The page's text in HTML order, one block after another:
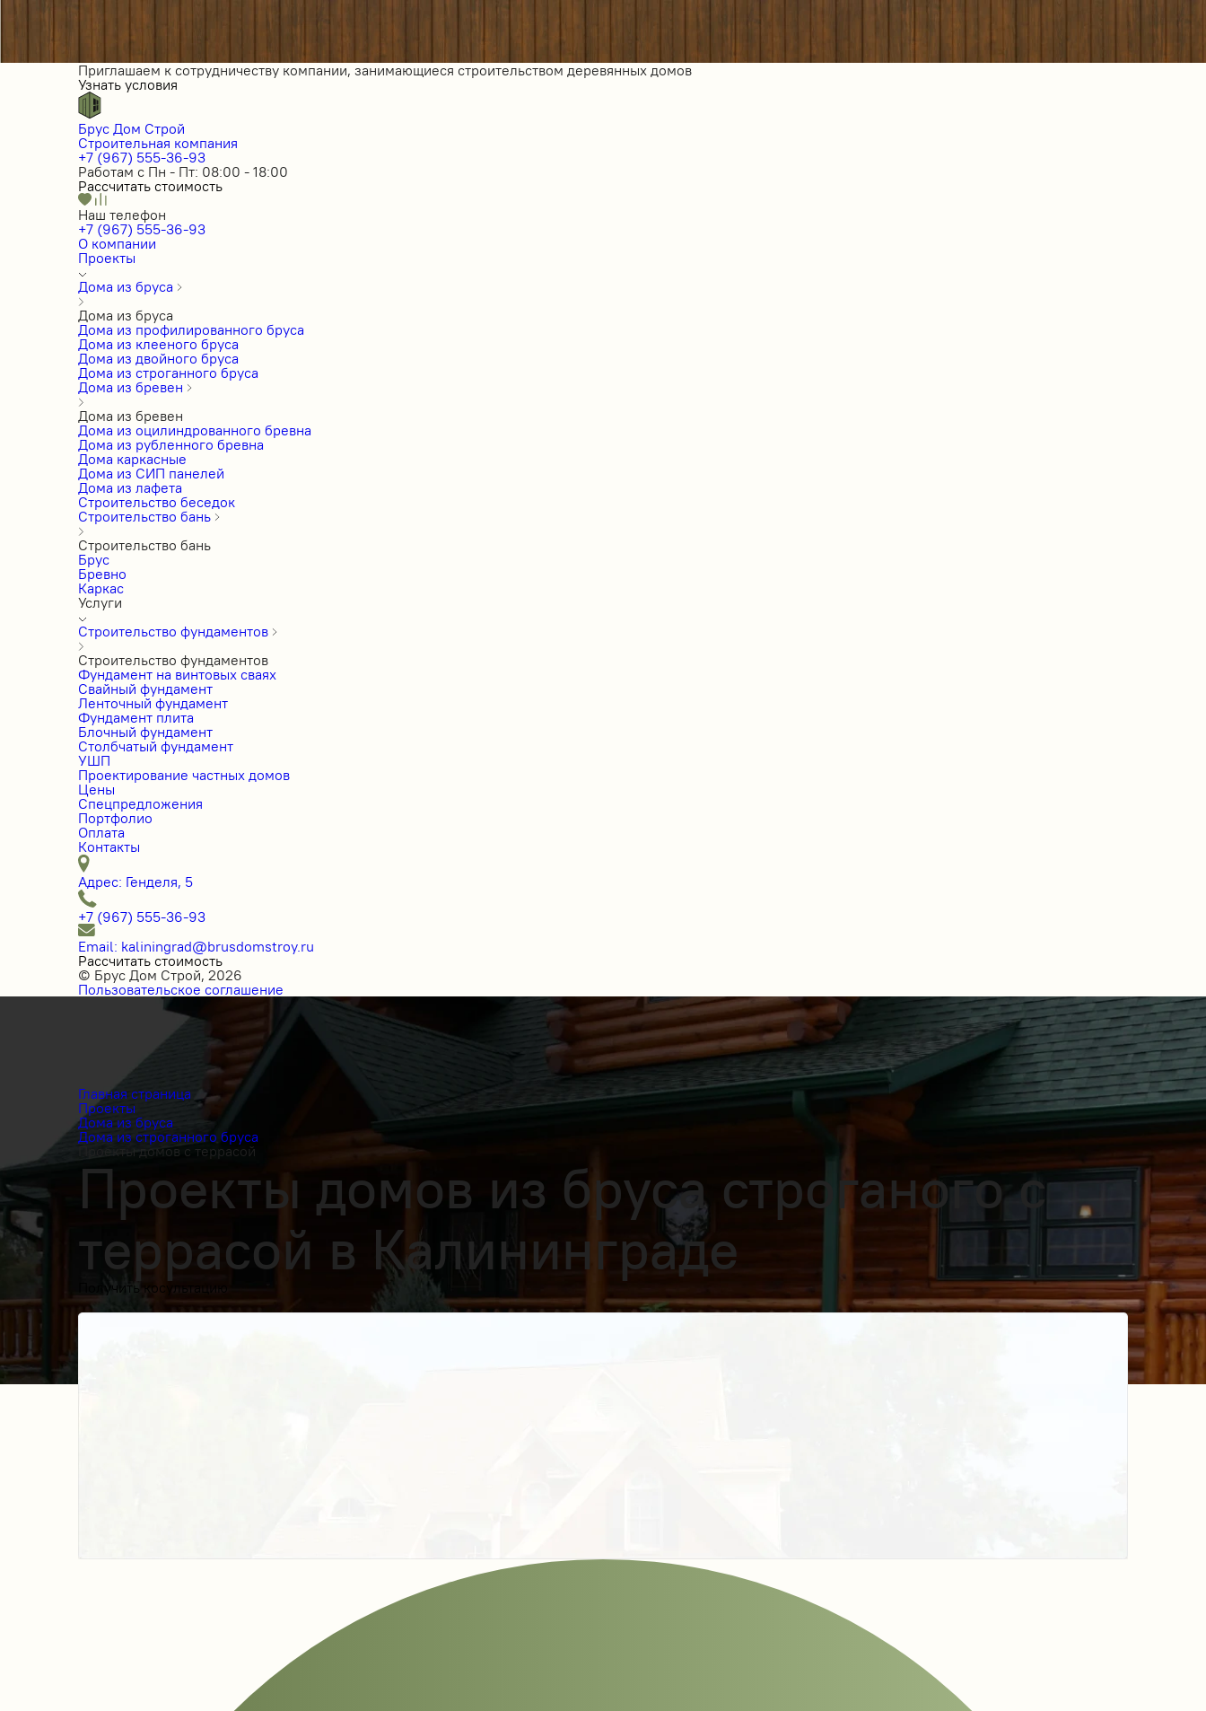
Приглашаем к сотрудничеству компании, занимающиеся строительством деревянных домов
Узнать условия
Брус Дом Строй
Строительная компания
+7 (967) 555-36-93
Работам с Пн - Пт: 08:00 - 18:00
Рассчитать стоимость
Наш телефон
+7 (967) 555-36-93
О компании
Проекты
Дома из бруса
Дома из бруса
Дома из профилированного бруса
Дома из клееного бруса
Дома из двойного бруса
Дома из строганного бруса
Дома из бревен
Дома из бревен
Дома из оцилиндрованного бревна
Дома из рубленного бревна
Дома каркасные
Дома из СИП панелей
Дома из лафета
Строительство беседок
Строительство бань
Строительство бань
Брус
Бревно
Каркас
Услуги
Строительство фундаментов
Строительство фундаментов
Фундамент на винтовых сваях
Свайный фундамент
Ленточный фундамент
Фундамент плита
Блочный фундамент
Столбчатый фундамент
УШП
Проектирование частных домов
Цены
Спецпредложения
Портфолио
Оплата
Контакты
Адрес: Генделя, 5
+7 (967) 555-36-93
Email: kaliningrad@brusdomstroy.ru
Рассчитать стоимость
© Брус Дом Строй, 2026
Пользовательское соглашение
Главная страница
Проекты
Дома из бруса
Дома из строганного бруса
Проекты домов с террасой
Проекты домов из бруса строганого с
террасой в Калининграде
Получить косультацию